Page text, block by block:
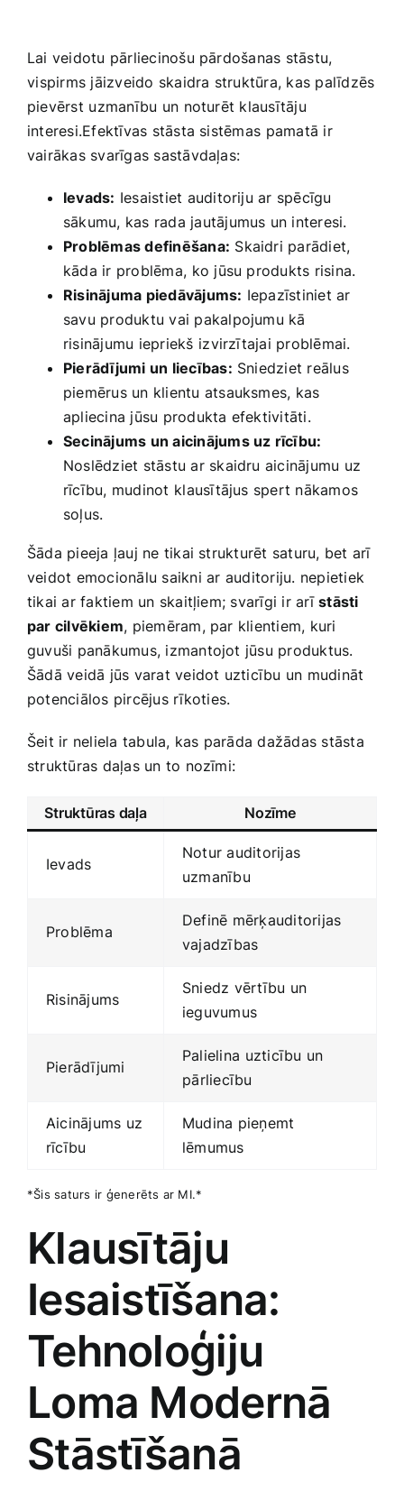
Lai veidotu ‍pārliecinošu pārdošanas​ stāstu,
⁤vispirms jāizveido skaidra struktūra, kas palīdzēs
pievērst⁣ uzmanību ⁢un noturēt klausītāju
interesi.Efektīvas stāsta sistēmas⁢ pamatā ir
vairākas svarīgas sastāvdaļas:
Ievads: Iesaistiet auditoriju ar spēcīgu
sākumu, kas rada​ jautājumus un interesi.
Problēmas definēšana: Skaidri parādiet,
‍kāda‌ ir problēma,⁢ ko jūsu produkts risina.
Risinājuma piedāvājums: Iepazīstiniet ar
savu produktu vai pakalpojumu kā
risinājumu iepriekš⁣ izvirzītajai ​problēmai.
Pierādījumi un liecības: Sniedziet reālus
piemērus​ un ‌klientu atsauksmes, ​kas
apliecina jūsu produkta efektivitāti.
Secinājums un‍ aicinājums uz rīcību:
Noslēdziet stāstu ar skaidru aicinājumu uz
rīcību, mudinot ⁤klausītājus spert nākamos
soļus.
Šāda pieeja ļauj ne tikai strukturēt saturu, bet arī‍
veidot emocionālu saikni ar ⁣auditoriju. nepietiek
tikai ​ar faktiem un skaitļiem; svarīgi ir arī‌stāsti
par cilvēkiem, piemēram, par klientiem, kuri
guvuši panākumus, izmantojot ‍jūsu produktus.
Šādā veidā jūs varat veidot uzticību un mudināt
potenciālos pircējus⁣ rīkoties.
Šeit ir neliela tabula, kas parāda dažādas stāsta
struktūras daļas un to nozīmi:
Struktūras daļa Nozīme
Ievads
Notur auditorijas
uzmanību
Problēma
Definē mērķauditorijas
vajadzības
Risinājums
Sniedz vērtību un
ieguvumus
Pierādījumi
Palielina⁢ uzticību un
⁢pārliecību
Aicinājums uz
rīcību
Mudina pieņemt⁢
lēmumus
*Šis saturs ir ģenerēts ar MI.*
Klausītāju
Iesaistīšana:
Tehnoloģiju
Loma Modernā
Stāstīšanā